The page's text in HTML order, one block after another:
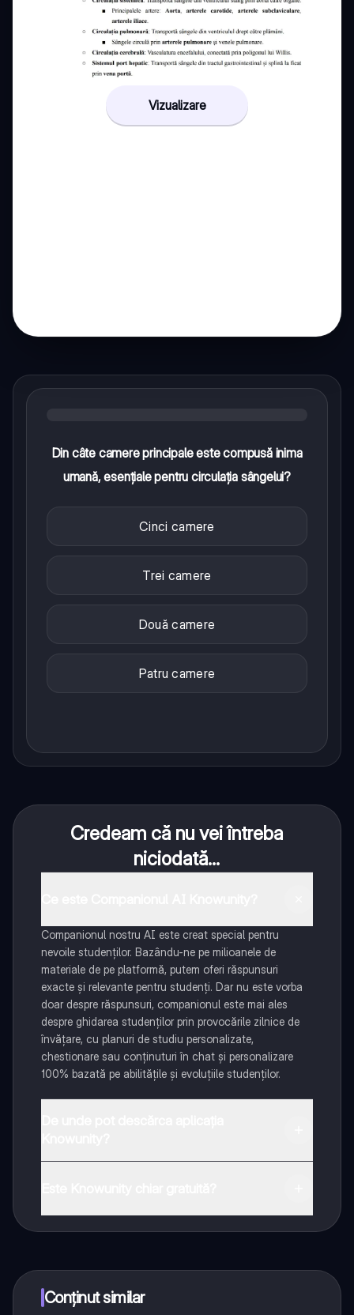
Vizualizare
Din câte camere principale este compusă inima
umană, esențiale pentru circulația sângelui?
Cinci camere
Trei camere
Două camere
Patru camere
Credeam că nu vei întreba
niciodată...
Companionul nostru AI este creat special pentru
nevoile studenților. Bazându-ne pe milioanele de
materiale de pe platformă, putem oferi răspunsuri
exacte și relevante pentru studenți. Dar nu este vorba
doar despre răspunsuri, companionul este mai ales
despre ghidarea studenților prin provocările zilnice de
învățare, cu planuri de studiu personalizate,
chestionare sau conținuturi în chat și personalizare
100% bazată pe abilitățile și evoluțiile studenților.
Conținut similar